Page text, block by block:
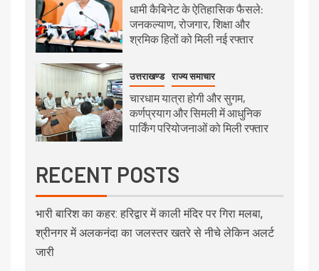
धामी कैबिनेट के ऐतिहासिक फैसले:
जनकल्याण, रोजगार, शिक्षा और
श्रमिक हितों को मिली नई रफ्तार
उत्तराखण्ड राज्य समाचार
चारधाम यात्रा होगी और सुगम,
कर्णप्रयाग और सिमली में आधुनिक
पार्किंग परियोजनाओं को मिली रफ्तार
RECENT POSTS
भारी बारिश का कहर: हरिद्वार में काली मंदिर पर गिरा मलबा,
श्रीनगर में अलकनंदा का जलस्तर खतरे से नीचे लेकिन अलर्ट
जारी